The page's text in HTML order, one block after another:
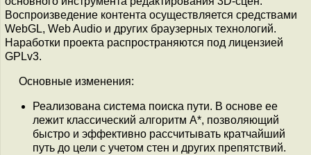
Воспроизведение контента осуществляется средствами
WebGL, Web Audio и других браузерных технологий.
Наработки проекта распространяются под лицензией
GPLv3.
Основные изменения:
Реализована система поиска пути. В основе ее
лежит классический алгоритм A*, позволяющий
быстро и эффективно рассчитывать кратчайший
путь до цели с учетом стен и других препятствий.